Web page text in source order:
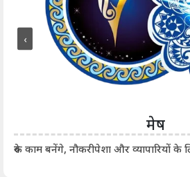
मेष
रुके काम बनेंगे, नौकरीपेशा और व्यापारियों के
‹